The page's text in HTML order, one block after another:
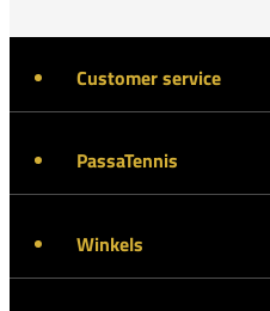
Customer service
PassaTennis
Winkels